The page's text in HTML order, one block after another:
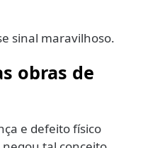
sinal maravilhoso.
obras de
e defeito físico